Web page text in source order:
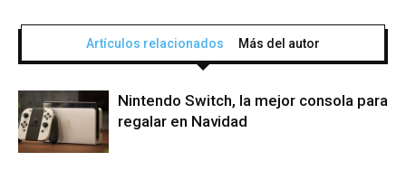
Artículos relacionados Más del autor
Nintendo Switch, la mejor consola para
regalar en Navidad